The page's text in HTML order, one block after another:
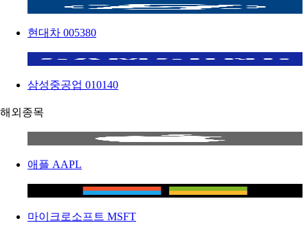
현대차 005380
삼성중공업 010140
해외종목
애플 AAPL
마이크로소프트 MSFT